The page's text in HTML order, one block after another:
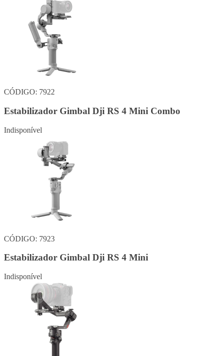
CÓDIGO: 7922
Estabilizador Gimbal Dji RS 4 Mini Combo
Indisponível
CÓDIGO: 7923
Estabilizador Gimbal Dji RS 4 Mini
Indisponível